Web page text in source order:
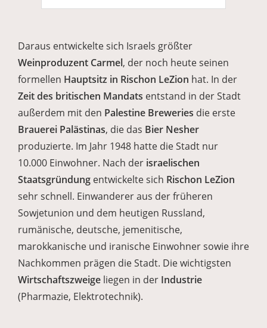
Daraus entwickelte sich Israels größter
Weinproduzent Carmel, der noch heute seinen
formellen Hauptsitz in Rischon LeZion hat. In der
Zeit des britischen Mandats entstand in der Stadt
außerdem mit den Palestine Breweries die erste
Brauerei Palästinas, die das Bier Nesher
produzierte. Im Jahr 1948 hatte die Stadt nur
10.000 Einwohner. Nach der israelischen
Staatsgründung entwickelte sich Rischon LeZion
sehr schnell. Einwanderer aus der früheren
Sowjetunion und dem heutigen Russland,
rumänische, deutsche, jemenitische,
marokkanische und iranische Einwohner sowie ihre
Nachkommen prägen die Stadt. Die wichtigsten
Wirtschaftszweige liegen in der Industrie
(Pharmazie, Elektrotechnik).